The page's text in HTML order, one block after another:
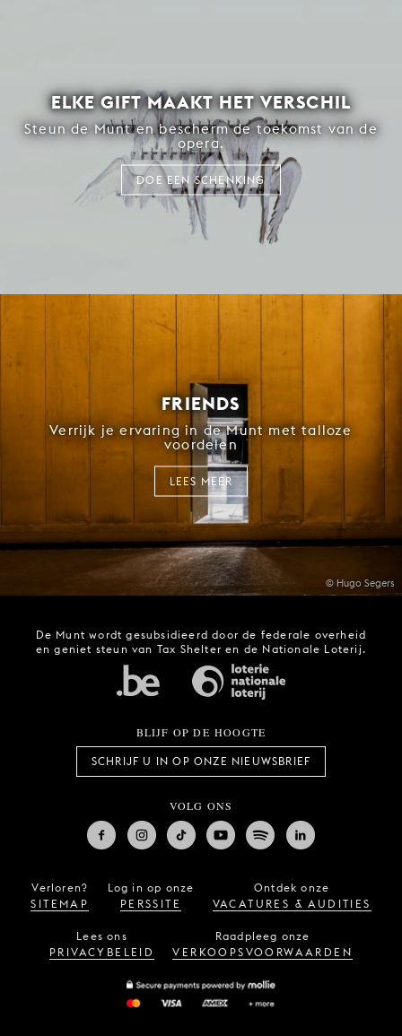
ELKE GIFT MAAKT HET VERSCHIL
Steun de Munt en bescherm de toekomst van de
opera.
DOE EEN SCHENKING
© Hugo Segers
FRIENDS
Verrijk je ervaring in de Munt met talloze
voordelen
LEES MEER
De Munt wordt gesubsidieerd door de federale overheid
en geniet steun van Tax Shelter en de Nationale Loterij.
BLIJF OP DE HOOGTE
SCHRIJF U IN OP ONZE NIEUWSBRIEF
VOLG ONS
Verloren?
SITEMAP
Log in op onze
PERSSITE
Ontdek onze
VACATURES & AUDITIES
Lees ons
PRIVACYBELEID
Raadpleeg onze
VERKOOPSVOORWAARDEN